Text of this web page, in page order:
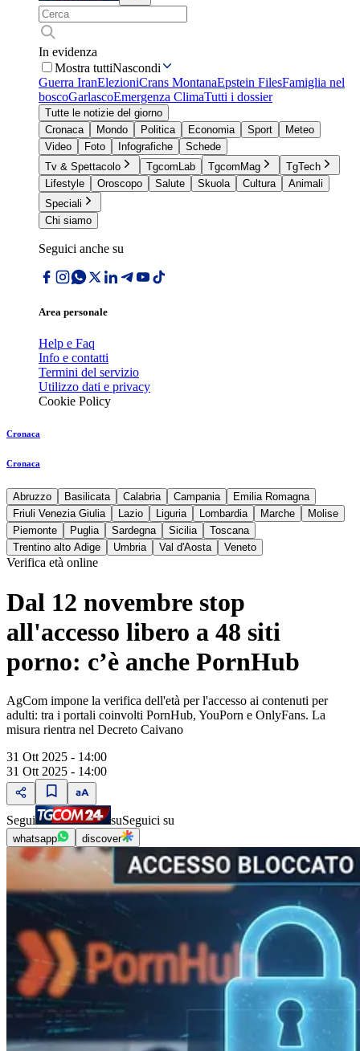
In evidenza
Mostra tuttiNascondi
Guerra IranElezioniCrans MontanaEpstein FilesFamiglia nel
boscoGarlascoEmergenza ClimaTutti i dossier
Tutte le notizie del giorno
Cronaca
Mondo Politica Economia Sport
Meteo
Video
Foto Infografiche
Schede
Tv & Spettacolo
TgcomLab TgcomMag
TgTech
Lifestyle
Oroscopo Salute Skuola Cultura
Animali
Speciali
Chi siamo
Seguici anche su
Area personale
Help e Faq
Info e contatti
Termini del servizio
Utilizzo dati e privacy
Cookie Policy
Cronaca
Cronaca
Abruzzo Basilicata Calabria Campania
Emilia Romagna
Friuli Venezia Giulia
Lazio Liguria Lombardia Marche
Molise
Piemonte
Puglia Sardegna Sicilia
Toscana
Trentino alto Adige
Umbria Val d'Aosta Veneto
Verifica età online
Dal 12 novembre stop
all'accesso libero a 48 siti
porno: c’è anche PornHub
AgCom impone la verifica dell'età per l'accesso ai contenuti per
adulti: tra i portali coinvolti PornHub, YouPorn e OnlyFans. La
misura rientra nel Decreto Caivano
31 Ott 2025 - 14:00
31 Ott 2025 - 14:00
Segui suSeguici su
whatsapp discover